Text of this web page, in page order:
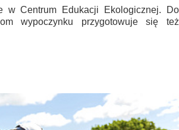
w Centrum Edukacji Ekologicznej. Do
wypoczynku przygotowuje się też